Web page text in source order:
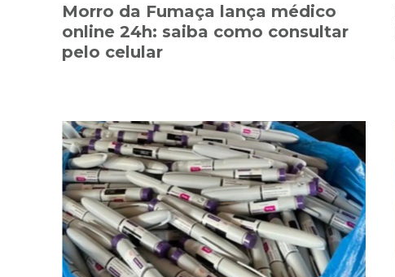
Morro da Fumaça lança médico
online 24h: saiba como consultar
pelo celular